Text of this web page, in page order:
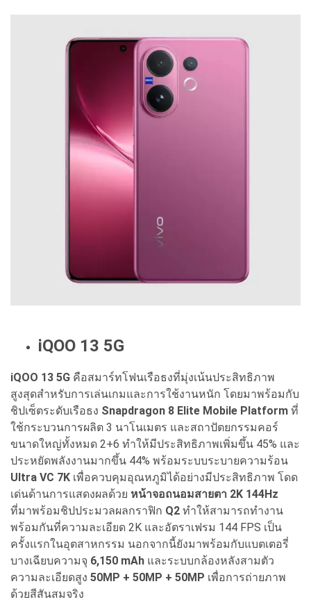
iQOO 13 5G
iQOO 13 5G คือสมาร์ทโฟนเรือธงที่มุ่งเน้นประสิทธิภาพ
สูงสุดสำหรับการเล่นเกมและการใช้งานหนัก โดยมาพร้อมกับ
ชิปเซ็ตระดับเรือธง Snapdragon 8 Elite Mobile Platform ที่
ใช้กระบวนการผลิต 3 นาโนเมตร และสถาปัตยกรรมคอร์
ขนาดใหญ่ทั้งหมด 2+6 ทำให้มีประสิทธิภาพเพิ่มขึ้น 45% และ
ประหยัดพลังงานมากขึ้น 44% พร้อมระบบระบายความร้อน
Ultra VC 7K เพื่อควบคุมอุณหภูมิได้อย่างมีประสิทธิภาพ โดด
เด่นด้านการแสดงผลด้วย หน้าจอถนอมสายตา 2K 144Hz
ที่มาพร้อมชิปประมวลผลกราฟิก Q2 ทำให้สามารถทำงาน
พร้อมกันที่ความละเอียด 2K และอัตราเฟรม 144 FPS เป็น
ครั้งแรกในอุตสาหกรรม นอกจากนี้ยังมาพร้อมกับแบตเตอรี่
บางเฉียบความจุ 6,150 mAh และระบบกล้องหลังสามตัว
ความละเอียดสูง 50MP + 50MP + 50MP เพื่อการถ่ายภาพ
ด้วยสีสันสมจริง